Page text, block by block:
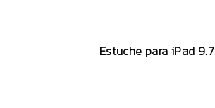
Estuche para iPad